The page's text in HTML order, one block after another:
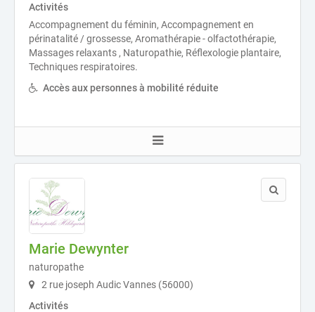
Activités
Accompagnement du féminin, Accompagnement en
périnatalité / grossesse, Aromathérapie - olfactothérapie,
Massages relaxants , Naturopathie, Réflexologie plantaire,
Techniques respiratoires.
Accès aux personnes à mobilité réduite
Marie Dewynter
naturopathe
2 rue joseph Audic Vannes (56000)
Activités